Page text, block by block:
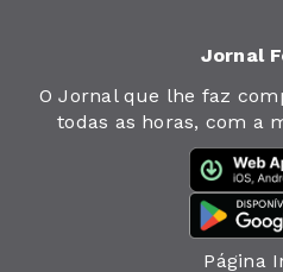
Jornal
O Jornal que lhe faz
todas as horas, com a
Página